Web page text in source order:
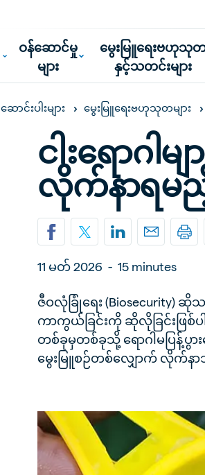
ဝန်ဆောင်မှု
များ
မွေးမြူရေးဗဟုသု
နှင့်သတင်းများ
ဆောင်းပါးများ မွေးမြူရေးဗဟုသုတများ
ငါးရောဂ
လိုက်နာရမည့်
11 မတ် 2026 - 15 minutes
ဇီဝလုံခြုံရေး (Biosecurity)
ကာကွယ်ခြင်းကို ဆိုလိုခြင်းဖြစ်
တစ်ခုမှတစ်ခုသို့ ရောဂါမပြန့်ပွာ
မွေးမြူစဉ်တစ်လျှောက် လိုက်န